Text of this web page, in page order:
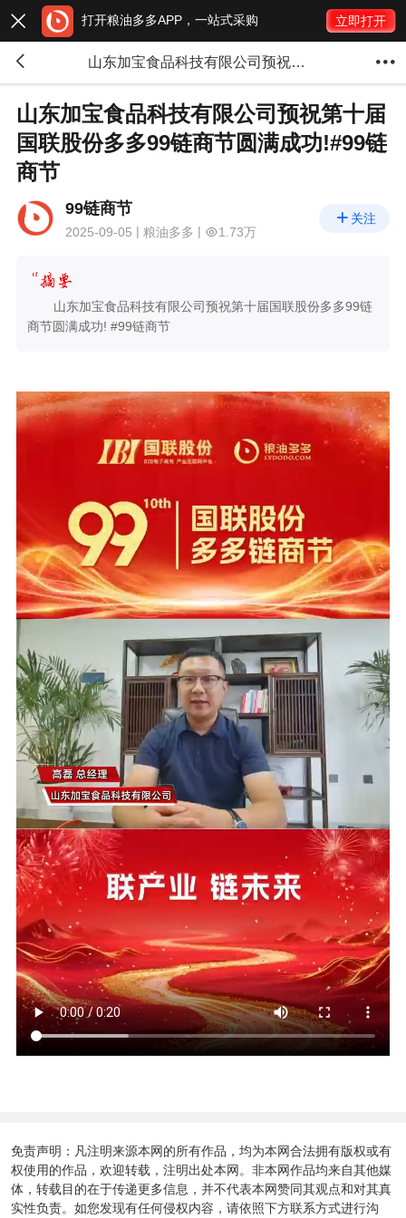
 打开粮油多多APP，一站式采购 立即打开
 山东加宝食品科技有限公司预祝第十届国联股份多多99链商节圆满成功!#99链商节 
山东加宝食品科技有限公司预祝第十届
国联股份多多99链商节圆满成功!#99链
商节
99链商节
2025-09-05 粮油多多 1.73万
 关注
山东加宝食品科技有限公司预祝第十届国联股份多多99链
商节圆满成功! #99链商节
免责声明：凡注明来源本网的所有作品，均为本网合法拥有版权或有
权使用的作品，欢迎转载，注明出处本网。非本网作品均来自其他媒
体，转载目的在于传递更多信息，并不代表本网赞同其观点和对其真
实性负责。如您发现有任何侵权内容，请依照下方联系方式进行沟